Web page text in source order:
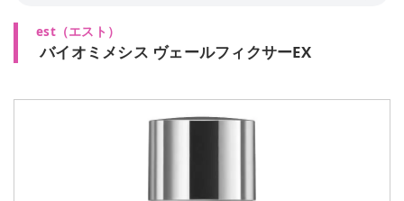
est（エスト ）
バイオミメシス ヴェールフィクサーEX